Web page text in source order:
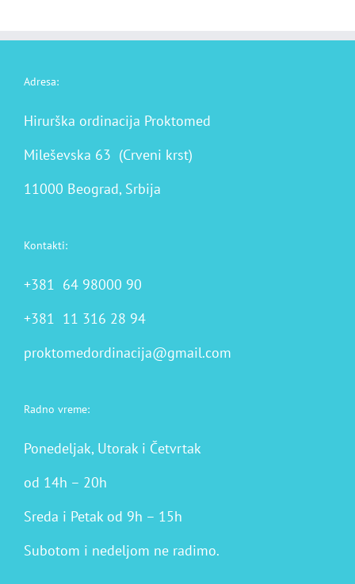
Adresa:
Hirurška ordinacija Proktomed
Mileševska 63 (Crveni krst)
11000 Beograd, Srbija
Kontakti:
+381 64 98000 90
+381 11 316 28 94
proktomedordinacija@gmail.com
Radno vreme:
Ponedeljak, Utorak i Četvrtak
od 14h – 20h
Sreda i Petak od 9h – 15h
Subotom i nedeljom ne radimo.